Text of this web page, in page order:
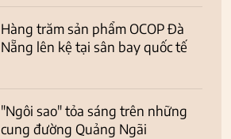
Hàng trăm sản phẩm OCOP Đà
Nẵng lên kệ tại sân bay quốc tế
"Ngôi sao" tỏa sáng trên những
cung đường Quảng Ngãi